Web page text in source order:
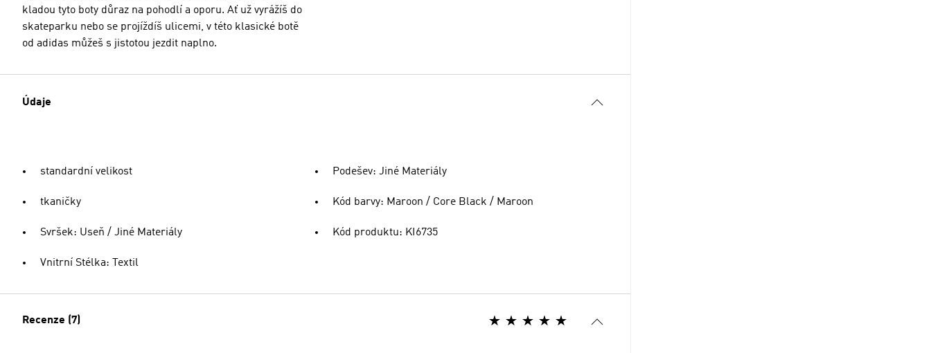
kladou tyto boty důraz na pohodlí a oporu. Ať už vyrážíš do
skateparku nebo se projíždíš ulicemi, v této klasické botě
od adidas můžeš s jistotou jezdit naplno.
Údaje
standardní velikost
tkaničky
Svršek: Useň / Jiné Materiály
Vnitrní Stélka: Textil
Podešev: Jiné Materiály
Kód barvy: Maroon / Core Black / Maroon
Kód produktu: KI6735
Recenze (7)